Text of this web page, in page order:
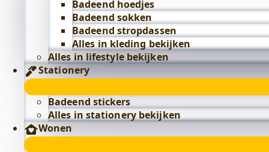
Badeend hoedjes
Badeend sokken
Badeend stropdassen
Alles in kleding bekijken
Alles in lifestyle bekijken
Stationery
Badeend stickers
Alles in stationery bekijken
Wonen